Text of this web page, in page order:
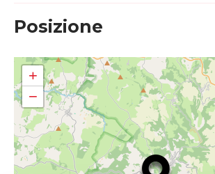
Posizione
+
−